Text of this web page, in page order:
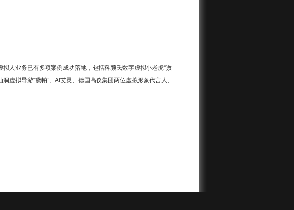
人业务已有多项案例成功落地，包括科颜氏数字虚拟小老虎“嗷
虚拟导游“黛帕”、AI艾灵、德国高仪集团两位虚拟形象代言人、